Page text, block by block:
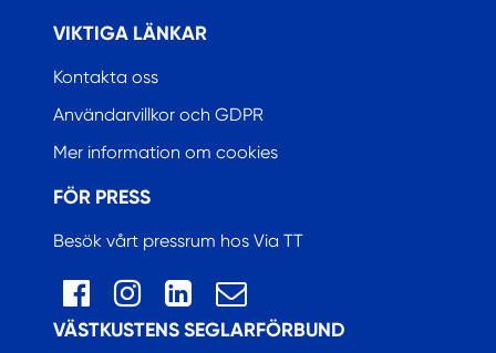
VIKTIGA LÄNKAR
Kontakta oss
Användarvillkor och GDPR
Mer information om cookies
FÖR PRESS
Besök vårt pressrum hos Via TT
VÄSTKUSTENS SEGLARFÖRBUND